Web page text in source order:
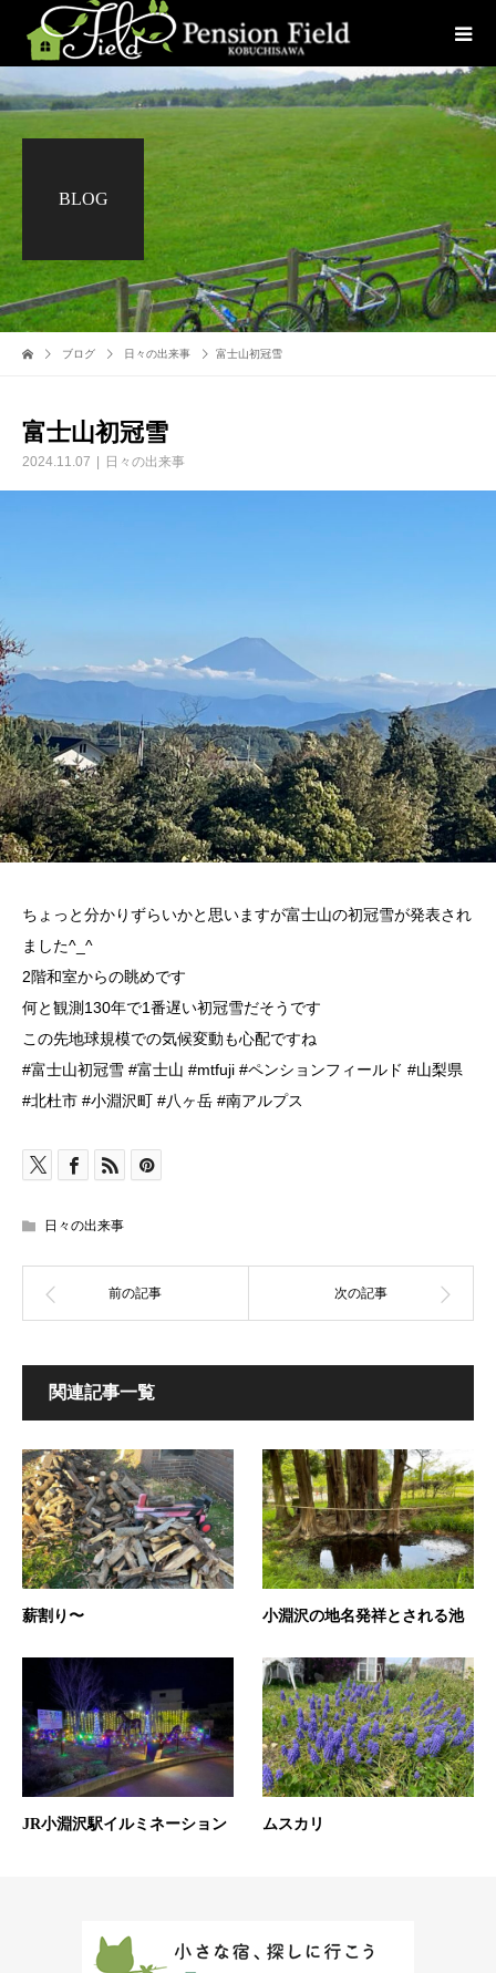
BLOG
ブログ 日々の出来事 富士山初冠雪
富士山初冠雪
2024.11.07 日々の出来事
ちょっと分かりずらいかと思いますが富士山の初冠雪が発表され
ました^_^
2階和室からの眺めです
何と観測130年で1番遅い初冠雪だそうです
この先地球規模での気候変動も心配ですね
#富士山初冠雪 #富士山 #mtfuji #ペンションフィールド #山梨県
#北杜市 #小淵沢町 #八ヶ岳 #南アルプス
日々の出来事
関連記事一覧
薪割り〜 小淵沢の地名発祥とされる池
JR小淵沢駅イルミネーション ムスカリ